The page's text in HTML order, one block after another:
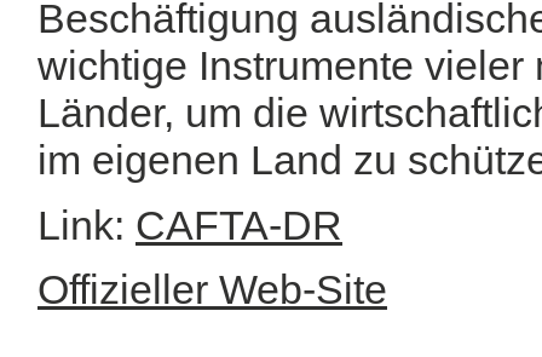
Beschäftigung
wichtige Instrumente vieler
Länder, um die
im eigenen Land zu
Link: CAFTA-DR
Offizieller Web-Site